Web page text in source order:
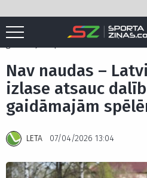
Sākums
Nav naudas – Latvijas
Nav naudas –
izlase atsauc
gaidāmajām
LETA 07/04/2026 13:04